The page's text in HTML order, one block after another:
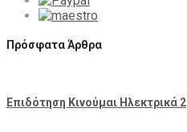
Πρόσφατα Άρθρα
Επιδότηση Κινούμαι Ηλεκτρικά 2